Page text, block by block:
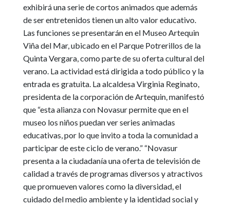
exhibirá una serie de cortos animados que además
de ser entretenidos tienen un alto valor educativo.
Las funciones se presentarán en el Museo Artequin
Viña del Mar, ubicado en el Parque Potrerillos de la
Quinta Vergara, como parte de su oferta cultural del
verano. La actividad está dirigida a todo público y la
entrada es gratuita. La alcaldesa Virginia Reginato,
presidenta de la corporación de Artequin, manifestó
que “esta alianza con Novasur permite que en el
museo los niños puedan ver series animadas
educativas, por lo que invito a toda la comunidad a
participar de este ciclo de verano.” “Novasur
presenta a la ciudadanía una oferta de televisión de
calidad a través de programas diversos y atractivos
que promueven valores como la diversidad, el
cuidado del medio ambiente y la identidad social y